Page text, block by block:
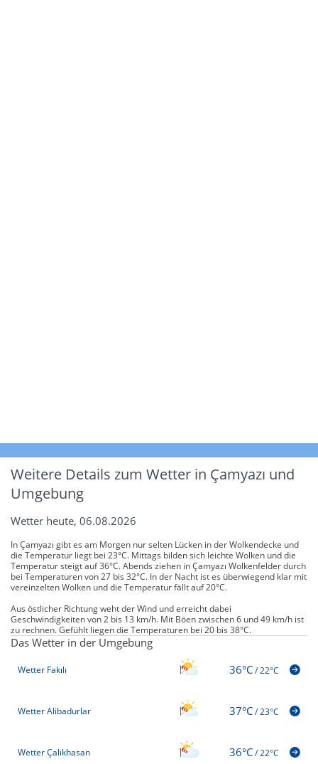
Weitere Details zum Wetter in Çamyazı und
Umgebung
Wetter heute, 06.08.2026
In Çamyazı gibt es am Morgen nur selten Lücken in der Wolkendecke und
die Temperatur liegt bei 23°C. Mittags bilden sich leichte Wolken und die
Temperatur steigt auf 36°C. Abends ziehen in Çamyazı Wolkenfelder durch
bei Temperaturen von 27 bis 32°C. In der Nacht ist es überwiegend klar mit
vereinzelten Wolken und die Temperatur fällt auf 20°C.
Aus östlicher Richtung weht der Wind und erreicht dabei
Geschwindigkeiten von 2 bis 13 km/h. Mit Böen zwischen 6 und 49 km/h ist
zu rechnen. Gefühlt liegen die Temperaturen bei 20 bis 38°C.
Das Wetter in der Umgebung
Wetter Fakılı 36°C/22°C
Wetter Alibadurlar 37°C/23°C
Wetter Çalıkhasan 36°C/22°C